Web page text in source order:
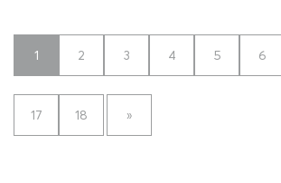
1 2 3 4 5 6
17 18 »